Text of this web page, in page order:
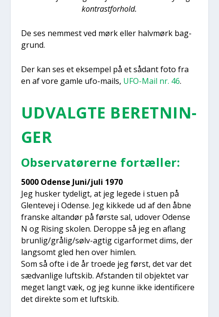
kon­trast­for­hold.
De ses nem­mest ved mørk eller halv­mørk bag­
grund.
Der kan ses et eksem­pel på et sådant foto fra
en af vore gam­le ufo-mails, UFO-Mail nr. 46.
UDVALG­TE BERET­NIN­
GER
Obser­va­tø­rer­ne for­tæl­ler:
5000 Oden­se Juni/juli 1970
Jeg husker tyde­ligt, at jeg lege­de i stu­en på
Glen­te­vej i Oden­se. Jeg kik­ke­de ud af den åbne
fran­ske altan­dør på før­ste sal, udover Oden­se
N og Rising sko­len. Derop­pe så jeg en aflang
brun­lig/­grå­lig/­sølv-agtig cigar­for­met dims, der
lang­somt gled hen over him­len.
Som så ofte i de år tro­e­de jeg først, det var det
sæd­van­li­ge luftskib. Afstan­den til objek­tet var
meget langt væk, og jeg kun­ne ikke iden­ti­fi­ce­re
det direk­te som et luftskib.